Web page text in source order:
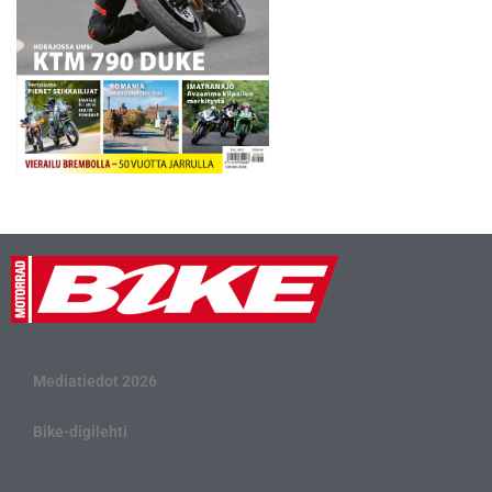
Mediatiedot 2026
Bike-digilehti